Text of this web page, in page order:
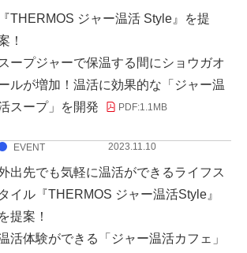
『THERMOS ジャー温活 Style』を提
！
スープジャーで保温する間にショウガオ
ルが増加！温活に効果的な「ジャー温
スープ」を開発
PDF:1.1MB
EVENT 2023.11.10
出先でも気軽に温活ができるライフス
タイル『THERMOS ジャー温活Style』
を提案！
活体験ができる「ジャー温活カフェ」